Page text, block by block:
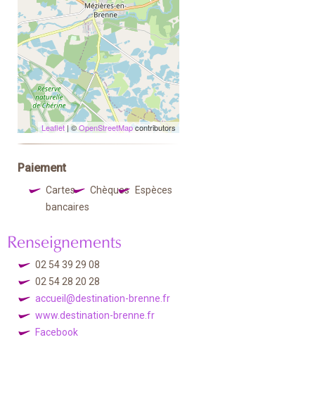
Leaflet | ©OpenStreetMapcontributors
Paiement
Cartes
bancaires
Chèques Espèces
Renseignements
02 54 39 29 08
02 54 28 20 28
accueil@destination-brenne.fr
www.destination-brenne.fr
Facebook